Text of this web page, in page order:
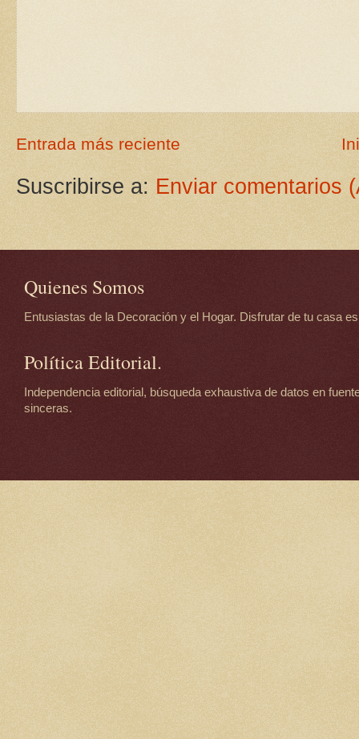
Entrada más reciente
Suscribirse a: Enviar comentarios
Quienes Somos
Entusiastas de la Decoración y el Hogar. Disfrutar de tu casa
Política Editorial.
Independencia editorial, búsqueda exhaustiva de datos en
sinceras.